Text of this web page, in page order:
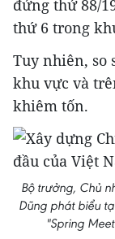
đứng thứ 88/
thứ 6 trong
Tuy nhiên, so
khu vực và
khiêm tốn.
Bộ trưởng, Chủ
Dũng phát biểu
"Spring